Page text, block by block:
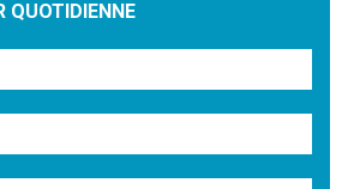
QUOTIDIENNE